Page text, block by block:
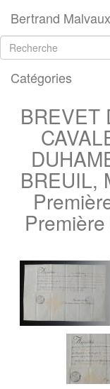
Bertrand Malvaux
Catégories
BREVET
BREUIL,